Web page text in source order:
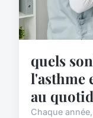
quels
l'asthme
au
Chaque